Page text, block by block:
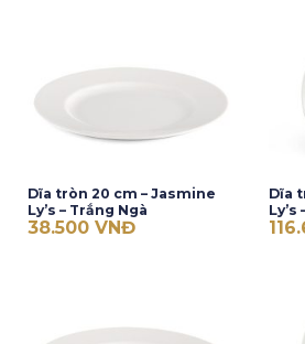
Dĩa tròn 20 cm – Jasmine
Ly’s – Trắng Ngà
38.500 VNĐ
Dĩa
Ly’s